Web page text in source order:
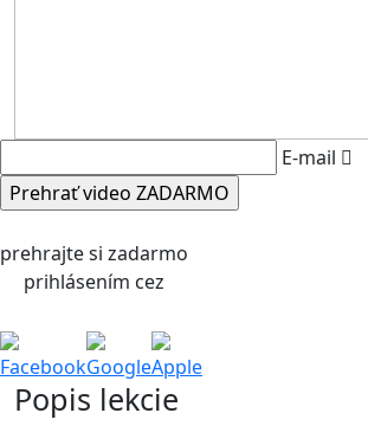
E-mail
prehrajte si zadarmo
prihlásením cez
FacebookGoogleApple
Popis lekcie